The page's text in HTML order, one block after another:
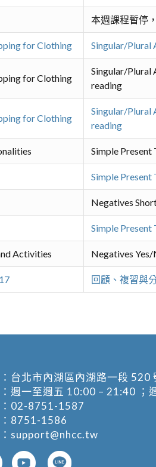
本週課程暫停
for Clothing Singular/Plural
for Clothing
Singular/Plural
reading
for Clothing
Singular/Plural
reading
Simple Present
Simple Present
Negatives
Simple Present
Activities Negatives
回顧、複習與
台北市內湖區內湖路一段 520
週一至週五 10:00 – 21:40 ；
02-8751-1587
8751-1586
support@nhcc.tw